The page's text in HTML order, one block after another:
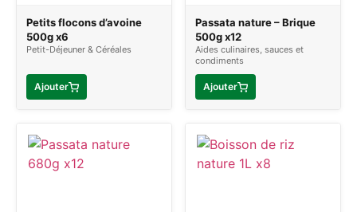
Petits flocons d’avoine
500g x6
Petit-Déjeuner & Céréales
Ajouter
Passata nature – Brique
500g x12
Aides culinaires, sauces et
condiments
Ajouter